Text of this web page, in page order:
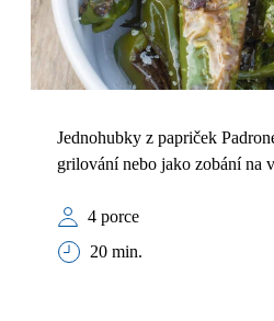
Jednohubky z papriček
grilování nebo jako zobání na
4 porce
20 min.